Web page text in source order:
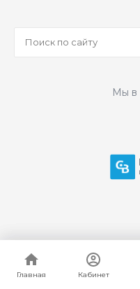
Главная Кабинет
Главная Кабинет
Мы в
© 2009-2026 ООО